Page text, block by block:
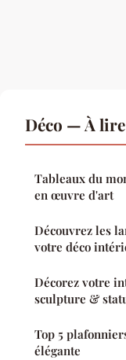
Déco — À
Tableaux du
en œuvre d'art
Découvrez les
votre déco
Décorez votre
sculpture &
Top 5
élégante